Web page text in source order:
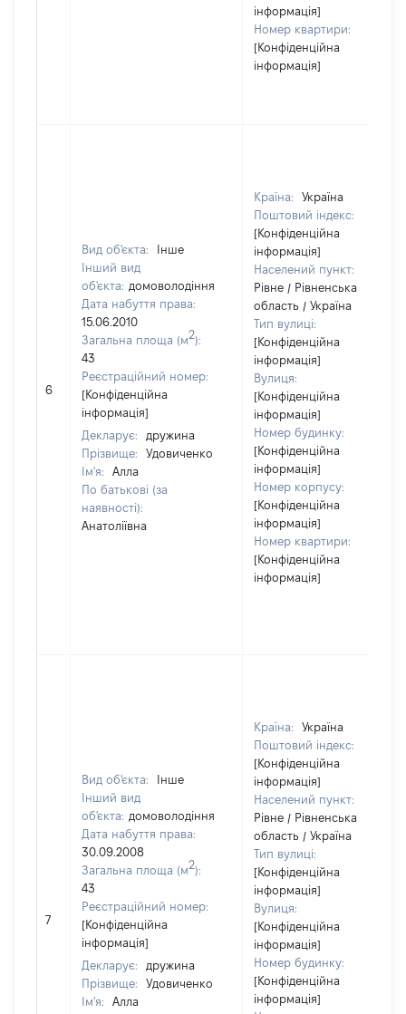
інформація]
Номер квартири:
[Конфіденційна
інформація]
6
Вид об'єкта:
Інше
Інший вид
об'єкта: домоволодіння
Дата набуття права:
15.06.2010
Загальна площа (м2):
43
Реєстраційний номер:
[Конфіденційна
інформація]
Декларує:
дружина
Прізвище:
Удовиченко
Ім'я:
Алла
По батькові (за
наявності):
Анатоліївна
Країна:
Україна
Поштовий індекс:
[Конфіденційна
інформація]
Населений пункт:
Рівне / Рівненська
область / Україна
Тип вулиці:
[Конфіденційна
інформація]
Вулиця:
[Конфіденційна
інформація]
Номер будинку:
[Конфіденційна
інформація]
Номер корпусу:
[Конфіденційна
інформація]
Номер квартири:
[Конфіденційна
інформація]
7
Вид об'єкта:
Інше
Інший вид
об'єкта: домоволодіння
Дата набуття права:
30.09.2008
Загальна площа (м2):
43
Реєстраційний номер:
[Конфіденційна
інформація]
Декларує:
дружина
Прізвище:
Удовиченко
Ім'я:
Алла
Країна:
Україна
Поштовий індекс:
[Конфіденційна
інформація]
Населений пункт:
Рівне / Рівненська
область / Україна
Тип вулиці:
[Конфіденційна
інформація]
Вулиця:
[Конфіденційна
інформація]
Номер будинку:
[Конфіденційна
інформація]